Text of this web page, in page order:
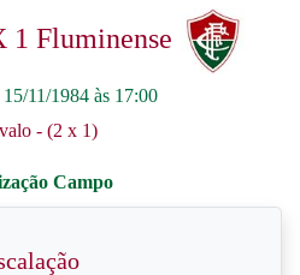
1 Fluminense
11/1984 às 17:00
- (2 x 1)